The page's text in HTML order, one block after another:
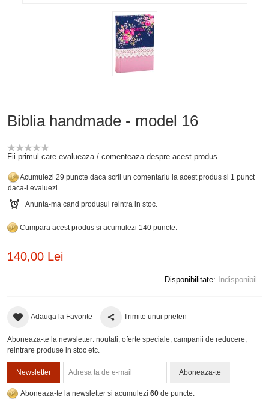
Biblia handmade - model 16
Fii primul care evalueaza / comenteaza despre acest produs.
Acumulezi 29 puncte daca scrii un comentariu la acest produs si 1 punct
daca-l evaluezi.
Anunta-ma cand produsul reintra in stoc.
Cumpara acest produs si acumulezi 140 puncte.
140,00 Lei
Disponibilitate: Indisponibil
Adauga la Favorite Trimite unui prieten
Aboneaza-te la newsletter: noutati, oferte speciale, campanii de reducere,
reintrare produse in stoc etc.
Newsletter Aboneaza-te
Aboneaza-te la newsletter si acumulezi 60 de puncte.